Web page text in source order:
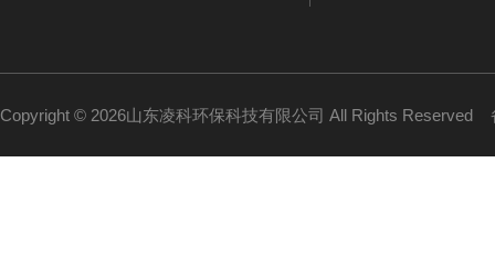
Copyright © 2026山东凌科环保科技有限公司 All Rights Reserved